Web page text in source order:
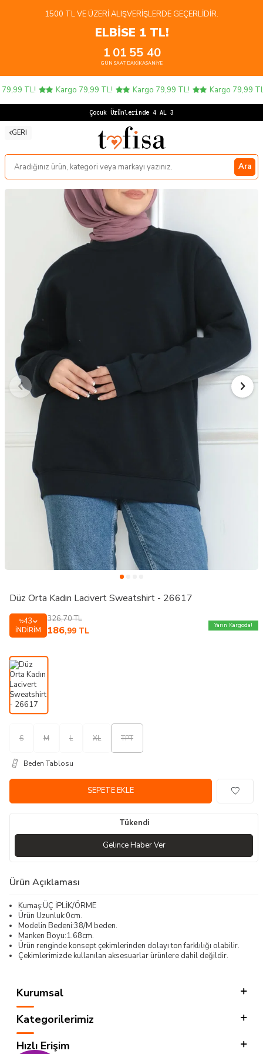
1500 TL VE ÜZERI ALIŞVERIŞLERDE GEÇERLIDIR.
ELBİSE 1 TL!
1
GÜN
01
SAAT
55
DAKIKA
40
SANIYE
TL! Kargo 79,99 TL! Kargo 79,99 TL! Kargo 79,99 TL!
Çocuk Ürünlerinde 4 AL 3 ÖD
GERI
Ara
Düz Orta Kadın Lacivert Sweatshirt - 26617
%43
İNDIRIM
326,70TL
186,99 TL
Yarın Kargoda!
S M L XL TPT
Beden Tablosu
SEPETE EKLE
Tükendi
Gelince Haber Ver
Ürün Açıklaması
Kumaş:ÜÇ İPLİK/ÖRME
Ürün Uzunluk:0cm.
Modelin Bedeni:38/M beden.
Manken Boyu:1.68cm.
Ürün renginde konsept çekimlerinden dolayı ton farklılığı olabilir.
Çekimlerimizde kullanılan aksesuarlar ürünlere dahil değildir.
Kurumsal
Kategorilerimiz
Hızlı Erişim